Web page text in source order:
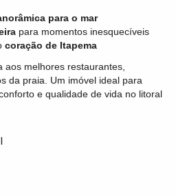
para o mar
para momentos inesquecíveis
coração de Itapema
aos melhores restaurantes,
da praia. Um imóvel ideal para
e qualidade de vida no litoral